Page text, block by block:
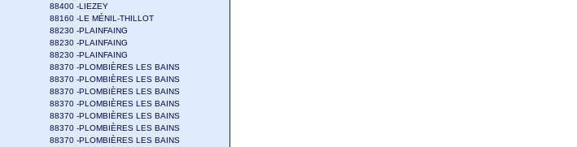
88400 -LIEZEY
88160 -LE MÉNIL-THILLOT
88230 -PLAINFAING
88230 -PLAINFAING
88230 -PLAINFAING
88370 -PLOMBIÈRES LES BAINS
88370 -PLOMBIÈRES LES BAINS
88370 -PLOMBIÈRES LES BAINS
88370 -PLOMBIÈRES LES BAINS
88370 -PLOMBIÈRES LES BAINS
88370 -PLOMBIÈRES LES BAINS
88370 -PLOMBIÈRES LES BAINS